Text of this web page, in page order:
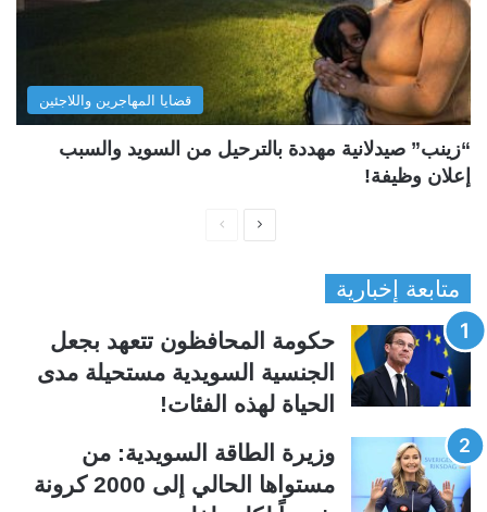
قضايا المهاجرين واللاجئين
“زينب” صيدلانية مهددة بالترحيل من السويد والسبب
إعلان وظيفة!
ح
ة
ا
ح
ة
ا
متابعة إخبارية
حكومة المحافظون تتعهد بجعل
الجنسية السويدية مستحيلة مدى
الحياة لهذه الفئات!
وزيرة الطاقة السويدية: من
مستواها الحالي إلى 2000 كرونة